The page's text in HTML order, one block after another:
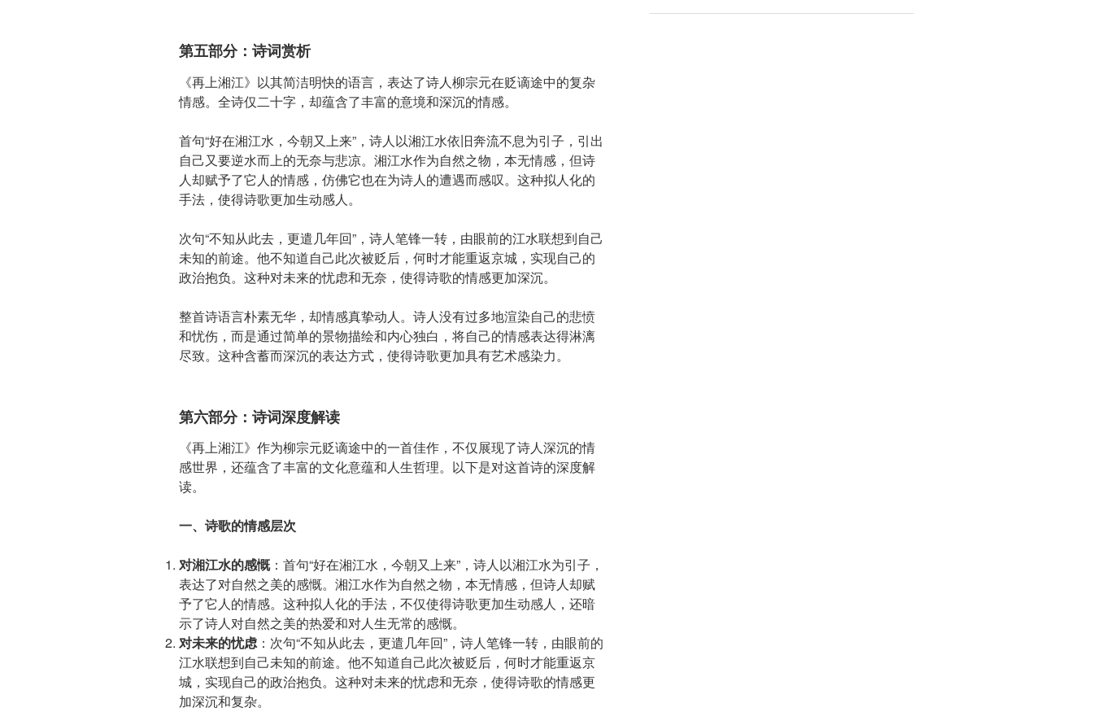
第五部分：诗词赏析
《再上湘江》以其简洁明快的语言，表达了诗人柳宗元在贬谪途中的复杂
情感。全诗仅二十字，却蕴含了丰富的意境和深沉的情感。
首句“好在湘江水，今朝又上来”，诗人以湘江水依旧奔流不息为引子，引出
自己又要逆水而上的无奈与悲凉。湘江水作为自然之物，本无情感，但诗
人却赋予了它人的情感，仿佛它也在为诗人的遭遇而感叹。这种拟人化的
手法，使得诗歌更加生动感人。
次句“不知从此去，更遣几年回”，诗人笔锋一转，由眼前的江水联想到自己
未知的前途。他不知道自己此次被贬后，何时才能重返京城，实现自己的
政治抱负。这种对未来的忧虑和无奈，使得诗歌的情感更加深沉。
整首诗语言朴素无华，却情感真挚动人。诗人没有过多地渲染自己的悲愤
和忧伤，而是通过简单的景物描绘和内心独白，将自己的情感表达得淋漓
尽致。这种含蓄而深沉的表达方式，使得诗歌更加具有艺术感染力。
第六部分：诗词深度解读
《再上湘江》作为柳宗元贬谪途中的一首佳作，不仅展现了诗人深沉的情
感世界，还蕴含了丰富的文化意蕴和人生哲理。以下是对这首诗的深度解
读。
一、诗歌的情感层次
对湘江水的感慨：首句“好在湘江水，今朝又上来”，诗人以湘江水为引子，
表达了对自然之美的感慨。湘江水作为自然之物，本无情感，但诗人却赋
予了它人的情感。这种拟人化的手法，不仅使得诗歌更加生动感人，还暗
示了诗人对自然之美的热爱和对人生无常的感慨。
对未来的忧虑：次句“不知从此去，更遣几年回”，诗人笔锋一转，由眼前的
江水联想到自己未知的前途。他不知道自己此次被贬后，何时才能重返京
城，实现自己的政治抱负。这种对未来的忧虑和无奈，使得诗歌的情感更
加深沉和复杂。